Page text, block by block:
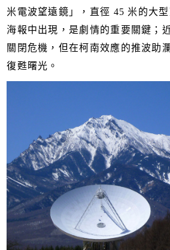
米電波望遠鏡」，直徑 45 米的大
海報中出現，是劇情的重要關鍵；
關閉危機，但在柯南效應的推波助
復甦曙光。